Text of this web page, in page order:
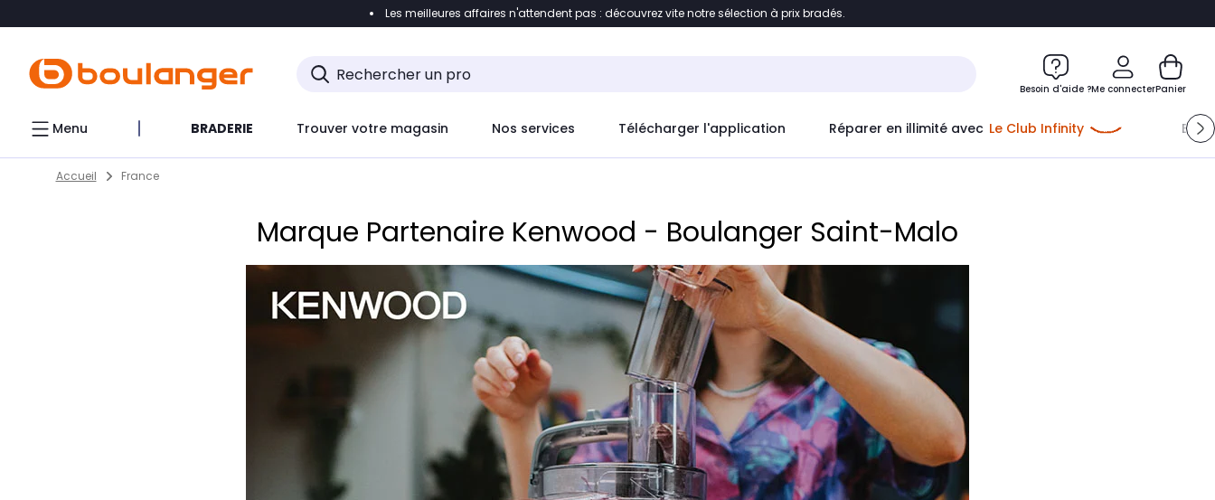
Accéder directement au contenu Accéder directement au pied de page Accéder directement au chatbot
Les meilleures affaires n'attendent pas : découvrez vite notre sélection à prix bradés.
Besoin d'aide ?Me connecter
Me connecter
Panier
Menu BRADERIE Trouver votre magasin Nos services Télécharger l'application Réparer en illimité avec Le Club Infinity
Skip to content
Return to Nav
Accueil France
Marque Partenaire Kenwood - Boulanger Saint-Malo